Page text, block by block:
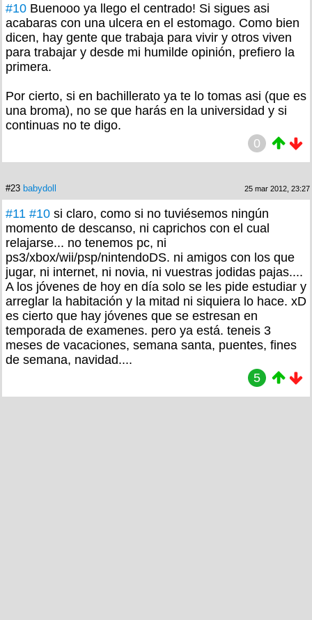
#10 Buenooo ya llego el centrado! Si sigues asi
acabaras con una ulcera en el estomago. Como bien
dicen, hay gente que trabaja para vivir y otros viven
para trabajar y desde mi humilde opinión, prefiero la
primera.
Por cierto, si en bachillerato ya te lo tomas asi (que es
una broma), no se que harás en la universidad y si
continuas no te digo.
0
#23 babydoll 25 mar 2012, 23:27
#11 #10 si claro, como si no tuviésemos ningún
momento de descanso, ni caprichos con el cual
relajarse... no tenemos pc, ni
ps3/xbox/wii/psp/nintendoDS. ni amigos con los que
jugar, ni internet, ni novia, ni vuestras jodidas pajas....
A los jóvenes de hoy en día solo se les pide estudiar y
arreglar la habitación y la mitad ni siquiera lo hace. xD
es cierto que hay jóvenes que se estresan en
temporada de examenes. pero ya está. teneis 3
meses de vacaciones, semana santa, puentes, fines
de semana, navidad....
5